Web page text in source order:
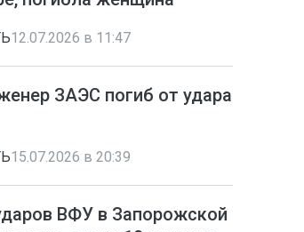
12.07.2026 в 11:47
ЗАЭС погиб от удара
15.07.2026 в 20:39
ВФУ в Запорожской